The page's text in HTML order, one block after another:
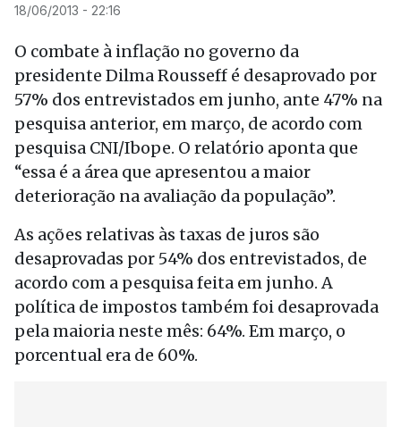
18/06/2013 - 22:16
O combate à inflação no governo da
presidente Dilma Rousseff é desaprovado por
57% dos entrevistados em junho, ante 47% na
pesquisa anterior, em março, de acordo com
pesquisa CNI/Ibope. O relatório aponta que
“essa é a área que apresentou a maior
deterioração na avaliação da população”.
As ações relativas às taxas de juros são
desaprovadas por 54% dos entrevistados, de
acordo com a pesquisa feita em junho. A
política de impostos também foi desaprovada
pela maioria neste mês: 64%. Em março, o
porcentual era de 60%.